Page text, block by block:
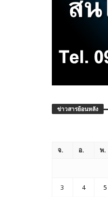
ข่าวสารย้อนหลัง
จ. อ. พ.
3 4 5